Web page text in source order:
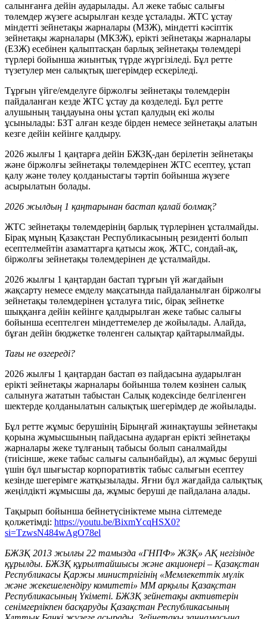
салынғанға дейін аударылады. Ал жеке табыс салығы
төлемдер жүзеге асырылған кезде ұсталады. ЖТС ұстау
міндетті зейнетақы жарналары (МЗЖ), міндетті кәсіптік
зейнетақы жарналары (МКЗЖ), ерікті зейнетақы жарналары
(ЕЗЖ) есебінен қалыптасқан барлық зейнетақы төлемдері
түрлері бойынша жиынтық түрде жүргізіледі. Бұл ретте
түзетулер мен салықтық шегерімдер ескеріледі.
Тұрғын үйге/емделуге біржолғы зейнетақы төлемдерін
пайдаланған кезде ЖТС ұстау да көзделеді. Бұл ретте
алушының таңдауына оны ұстап қалудың екі жолы
ұсынылады: БЗТ алған кезде бірден немесе зейнетақы алатын
кезге дейін кейінге қалдыру.
2026 жылғы 1 қаңтарға дейін БЖЗҚ-дан берілетін зейнетақы
және біржолғы зейнетақы төлемдерінен ЖТС есептеу, ұстап
қалу және төлеу қолданыстағы тәртіп бойынша жүзеге
асырылатын болады.
2026 жылдың 1 қаңтарынан бастап қалай болмақ?
ЖТС зейнетақы төлемдерінің барлық түрлерінен ұсталмайды.
Бірақ мұның Қазақстан Республикасының резиденті болып
есептелмейтін азаматтарға қатысы жоқ. ЖТС, сондай-ақ,
біржолғы зейнетақы төлемдерінен де ұсталмайды.
2026 жылғы 1 қаңтардан бастап тұрғын үй жағдайын
жақсарту немесе емделу мақсатында пайдаланылған біржолғы
зейнетақы төлемдерінен ұсталуға тиіс, бірақ зейнетке
шыққанға дейін кейінге қалдырылған жеке табыс салығы
бойынша есептелген міндеттемелер де жойылады. Алайда,
бұған дейін бюджетке төленген салықтар қайтарылмайды.
Тағы не өзгереді?
2026 жылғы 1 қаңтардан бастап өз пайдасына аударылған
ерікті зейнетақы жарналары бойынша төлем көзінен салық
салынуға жататын табыстан Салық кодексінде белгіленген
шектерде қолданылатын салықтық шегерімдер де жойылады.
Бұл ретте жұмыс берушінің Бірыңғай жинақтаушы зейнетақы
қорына жұмысшының пайдасына аударған ерікті зейнетақы
жарналары жеке тұлғаның табысы болып саналмайды
(тиісінше, жеке табыс салығы салынбайды), ал жұмыс беруші
үшін бұл шығыстар корпоративтік табыс салығын есептеу
кезінде шегерімге жатқызылады. Яғни бұл жағдайда салықтық
жеңілдікті жұмысшы да, жұмыс беруші де пайдалана алады.
Тақырып бойынша бейнетүсініктеме мына сілтемеде
қолжетімді: https://youtu.be/BixmYcqHSX0?
si=TzwsN484wAgO78el
БЖЗҚ 2013 жылғы 22 тамызда «ГНПФ» ЖЗҚ» АҚ негізінде
құрылды. БЖЗҚ құрылтайшысы және акционері – Қазақстан
Республикасы Қаржы министрлігінің «Мемлекеттік мүлік
және жекешелендіру комитеті» ММ арқылы Қазақстан
Республикасының Үкіметі. БЖЗҚ зейнетақы активтерін
сенімгерлікпен басқаруды Қазақстан Республикасының